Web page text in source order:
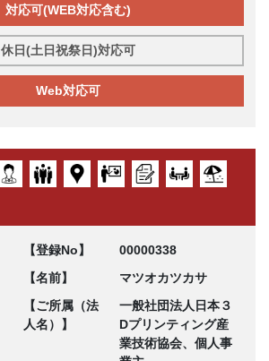
対応可(WEB対応含む)
休日(土日祝祭日)対応可
Web対応可
【登録No】
00000338
【名前】
マツオカツカサ
【ご所属（法
人名）】
一般社団法人日本３
Dプリンティング産
業技術協会、個人事